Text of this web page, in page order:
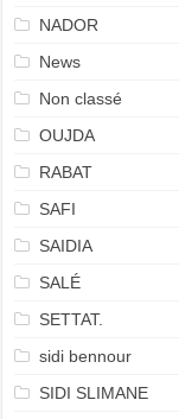
NADOR
News
Non classé
OUJDA
RABAT
SAFI
SAIDIA
SALÉ
SETTAT.
sidi bennour
SIDI SLIMANE